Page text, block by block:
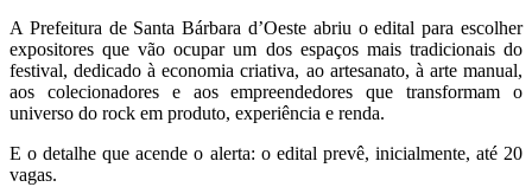
A Prefeitura de Santa Bárbara d’Oeste abriu o edital para escolher
expositores que vão ocupar um dos espaços mais tradicionais do
festival, dedicado à economia criativa, ao artesanato, à arte manual,
aos colecionadores e aos empreendedores que transformam o
universo do rock em produto, experiência e renda.
E o detalhe que acende o alerta: o edital prevê, inicialmente, até 20
vagas.